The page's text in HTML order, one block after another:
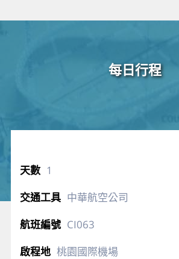
每日行程
1
中華航空公司
CI063
桃園國際機場